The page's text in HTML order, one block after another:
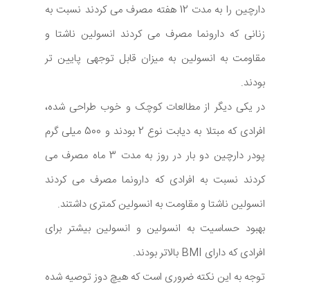
دارچین را به مدت 12 هفته مصرف می کردند نسبت به
زنانی که دارونما مصرف می کردند انسولین ناشتا و
مقاومت به انسولین به میزان قابل توجهی پایین تر
بودند.
در یکی دیگر از مطالعات کوچک و خوب طراحی شده،
افرادی که مبتلا به دیابت نوع 2 بودند و 500 میلی گرم
پودر دارچین دو بار در روز به مدت 3 ماه مصرف می
کردند نسبت به افرادی که دارونما مصرف می کردند
انسولین ناشتا و مقاومت به انسولین کمتری داشتند.
بهبود حساسیت به انسولین و انسولین بیشتر برای
افرادی که دارای BMI بالاتر بودند.
توجه به این نکته ضروری است که هیچ دوز توصیه شده